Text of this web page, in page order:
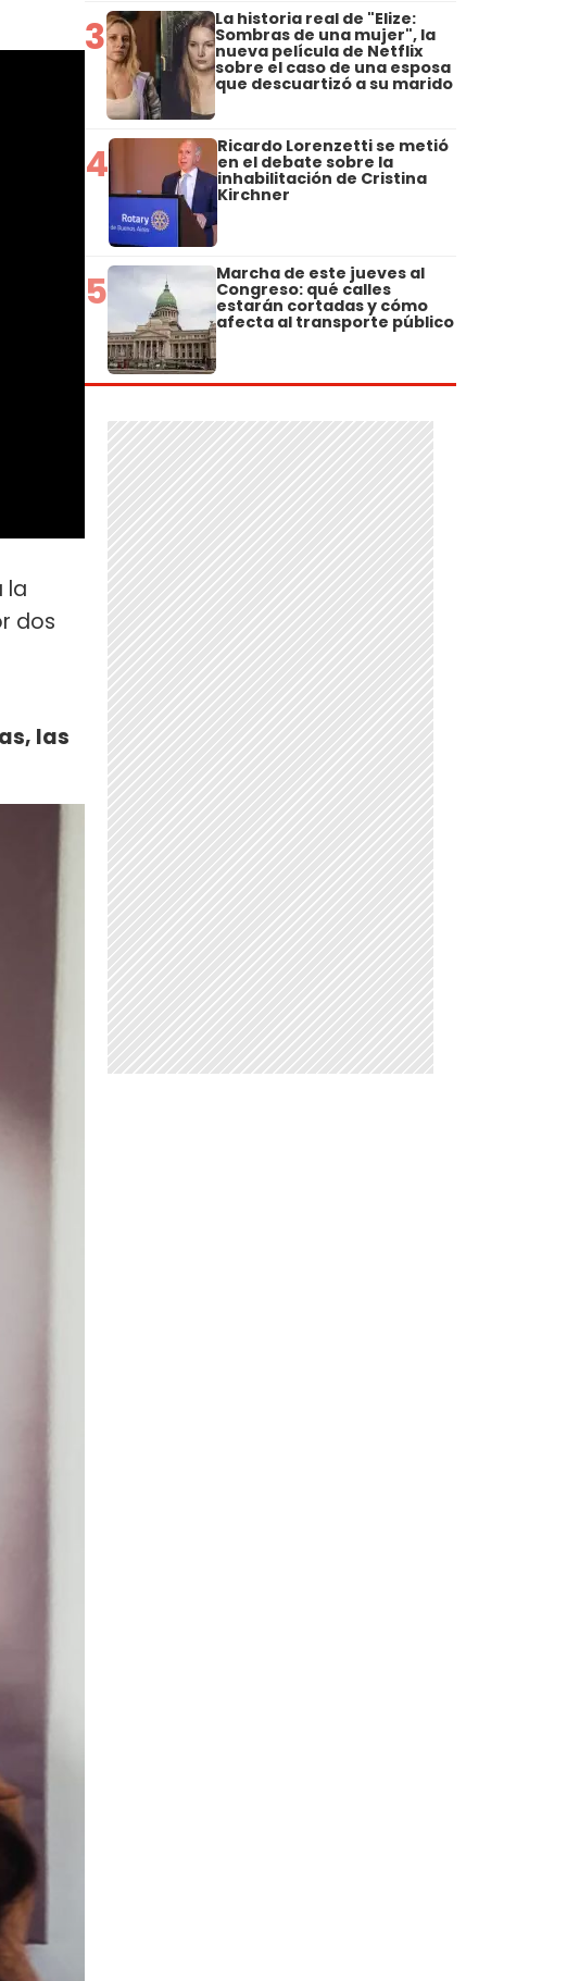
la
dos
las
3 La historia real de "Elize:
Sombras de una mujer", la
nueva película de Netflix
sobre el caso de una esposa
que descuartizó a su marido
4 Ricardo Lorenzetti se metió
en el debate sobre la
inhabilitación de Cristina
Kirchner
5 Marcha de este jueves al
Congreso: qué calles
estarán cortadas y cómo
afecta al transporte público